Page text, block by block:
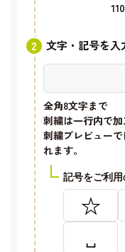
文字・記号を入
全角8文字まで
刺繍は一行内で加
刺繍プレビュー
れます。
記号をご利
☆
␣